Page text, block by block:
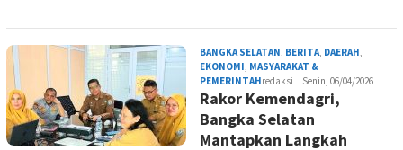
BANGKA SELATAN, BERITA, DAERAH,
EKONOMI, MASYARAKAT &
PEMERINTAHredaksi Senin, 06/04/2026
Rakor Kemendagri,
Bangka Selatan
Mantapkan Langkah